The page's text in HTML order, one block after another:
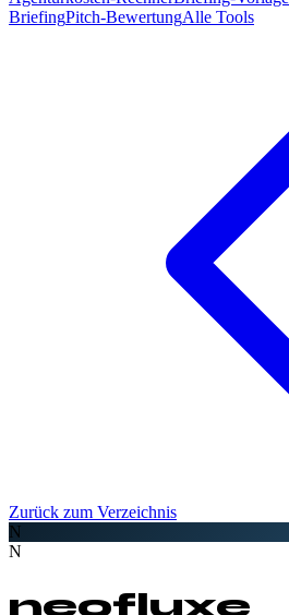
BriefingPitch-BewertungAlle Tools
Zurück zum Verzeichnis
N
N
neofluxe